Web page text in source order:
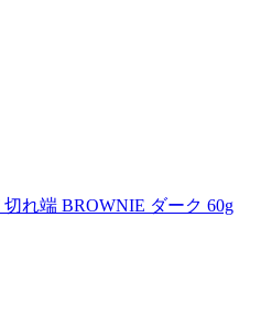
れ端 BROWNIE ダーク 60g